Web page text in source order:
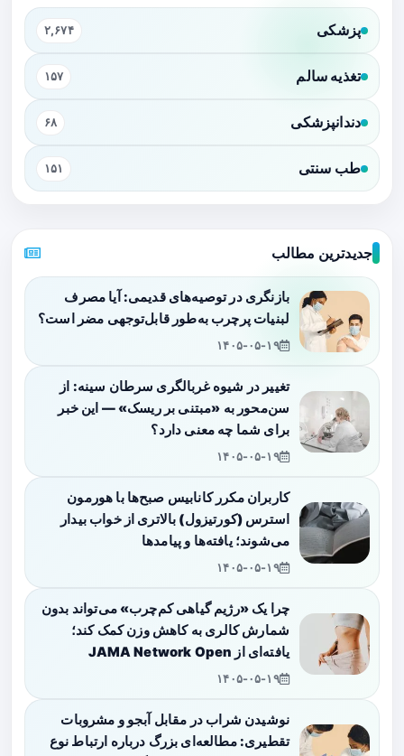
پزشکی ۲,۶۷۴
تغذیه سالم ۱۵۷
دندانپزشکی ۶۸
طب سنتی ۱۵۱
جدیدترین مطالب
بازنگری در توصیه‌های قدیمی: آیا مصرف
لبنیات پرچرب به‌طور قابل‌توجهی مضر است؟
۱۴۰۵-۰۵-۱۹
تغییر در شیوه غربالگری سرطان سینه: از
سن‌محور به «مبتنی بر ریسک» — این خبر
برای شما چه معنی دارد؟
۱۴۰۵-۰۵-۱۹
کاربران مکرر کانابیس صبح‌ها با هورمون
استرس (کورتیزول) بالاتری از خواب بیدار
می‌شوند؛ یافته‌ها و پیامدها
۱۴۰۵-۰۵-۱۹
چرا یک «رژیم گیاهی کم‌چرب» می‌تواند بدون
شمارش کالری به کاهش وزن کمک کند؛
یافته‌ای از JAMA Network Open
۱۴۰۵-۰۵-۱۹
نوشیدن شراب در مقابل آبجو و مشروبات
تقطیری: مطالعه‌ای بزرگ درباره ارتباط نوع